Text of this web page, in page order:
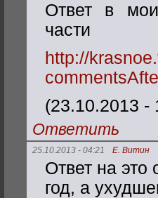
Ответ в
части
http://
(23.10.2013 -
Ответить
25.10.2013 - 04:21 Е. Витин
Ответ на это
год, а